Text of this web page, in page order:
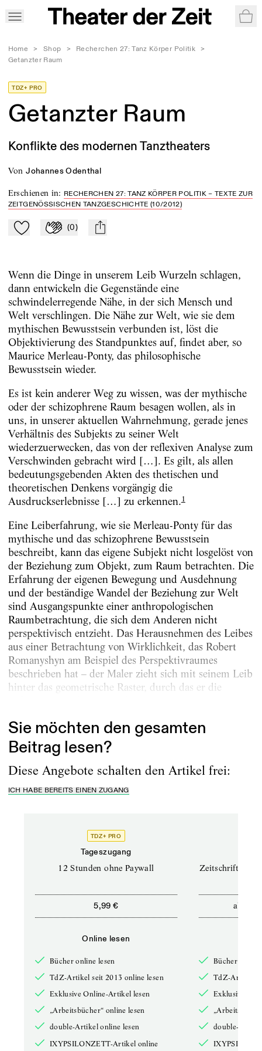
Home > Shop > Recherchen 27: Tanz Körper Politik
>
Getanzter Raum
TDZ+ PRO
Getanzter Raum
Konflikte des modernen Tanztheaters
von Johannes Odenthal
Erschienen in: RECHERCHEN 27: TANZ KÖRPER POLITIK – TEXTE ZUR
ZEITGENÖSSISCHEN TANZGESCHICHTE (10/2012)
Zu Mein-TdZ hinzufügen
Applaudieren
(0) mail
Wenn die Dinge in unserem Leib Wurzeln schlagen,
dann entwickeln die Gegenstände eine
schwindelerregende Nähe, in der sich Mensch und
Welt verschlingen. Die Nähe zur Welt, wie sie dem
mythischen Bewusstsein verbunden ist, löst die
Objektivierung des Standpunktes auf, findet aber, so
Maurice Merleau-Ponty, das philosophische
Bewusstsein wieder.
Es ist kein anderer Weg zu wissen, was der mythische
oder der schizophrene Raum besagen wollen, als in
uns, in unserer aktuellen Wahrnehmung, gerade jenes
Verhältnis des Subjekts zu seiner Welt
wiederzuerwecken, das von der reflexiven Analyse zum
Verschwinden gebracht wird […]. Es gilt, als allen
bedeutungsgebenden Akten des thetischen und
theoretischen Denkens vorgängig die
Ausdruckserlebnisse […] zu erkennen.1
Eine Leiberfahrung, wie sie Merleau-Ponty für das
mythische und das schizophrene Bewusstsein
beschreibt, kann das eigene Subjekt nicht losgelöst von
der Beziehung zum Objekt, zum Raum betrachten. Die
Erfahrung der eigenen Bewegung und Ausdehnung
und der beständige Wandel der Beziehung zur Welt
sind Ausgangspunkte einer anthropologischen
Raumbetrachtung, die sich dem Anderen nicht
perspektivisch entzieht. Das Herausnehmen des Leibes
aus einer Betrachtung von Wirklichkeit, das Robert
Romanyshyn am Beispiel des Perspektivraumes
beschrieben hat – der Maler zieht sich mit seinem Leib
hinter das geometrische Raster, durch das er die
Sie möchten den gesamten
Beitrag lesen?
Diese Angebote schalten den Artikel frei:
ICH HABE BEREITS EINEN ZUGANG
TDZ+ PRO
Tageszugang
12 Stunden ohne Paywall
5,99 €
Online lesen
Bücher online lesen
TdZ-Artikel seit 2013 online lesen
Exklusive Online-Artikel lesen
„Arbeitsbücher“ online lesen
double-Artikel online lesen
IXYPSILONZETT-Artikel online
Zeitschriften
ab
Bücher online
TdZ-Artikel
Exklusive
double-